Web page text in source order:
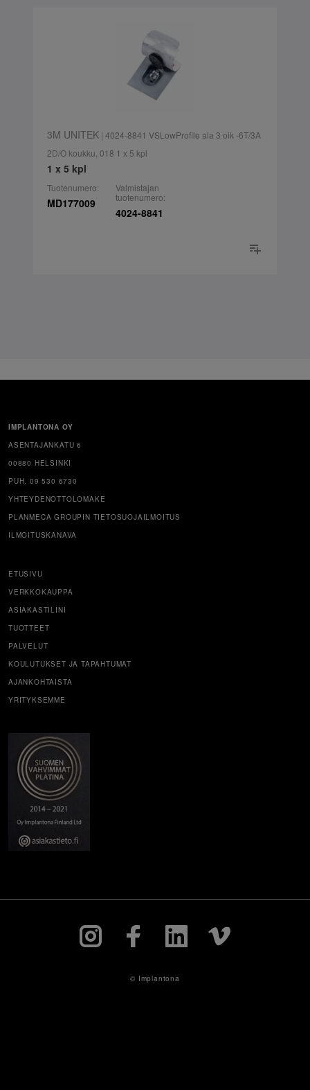
3M UNITEK| 4024-8841 VSLowProfile ala 3 oik -6T/3A
2D/O koukku, 018 1 x 5 kpl
1 x 5 kpl
Tuotenumero:
MD177009
Valmistajan
tuotenumero:
4024-8841
IMPLANTONA OY
ASENTAJANKATU 6
00880 HELSINKI
PUH. 09 530 6730
YHTEYDENOTTOLOMAKE
PLANMECA GROUPIN TIETOSUOJAILMOITUS
ILMOITUSKANAVA
ETUSIVU
VERKKOKAUPPA
ASIAKASTILINI
TUOTTEET
PALVELUT
KOULUTUKSET JA TAPAHTUMAT
AJANKOHTAISTA
YRITYKSEMME
© Implantona